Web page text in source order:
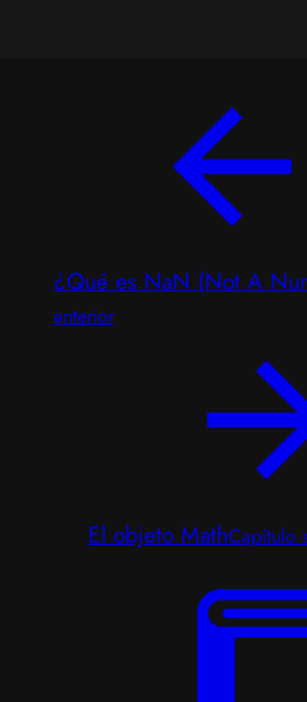
¿Qué es NaN (Not A
anterior
El objeto MathCapítulo